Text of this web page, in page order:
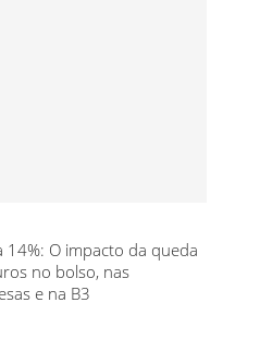
14%: O impacto da queda
no bolso, nas
e na B3